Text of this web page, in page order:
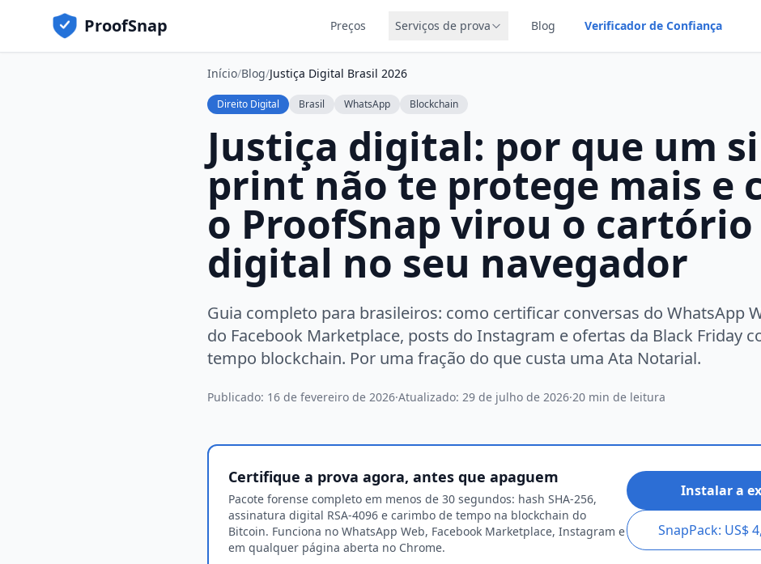
ProofSnap Preços Serviços de prova Blog Verificador de Confiança
Início/Blog/Justiça Digital Brasil 2026
Direito Digital Brasil WhatsApp Blockchain
Justiça digital: por que um
print não te protege mais e
o ProofSnap virou o cartório
digital no seu navegador
Guia completo para brasileiros: como certificar conversas do WhatsApp
do Facebook Marketplace, posts do Instagram e ofertas da Black Friday
tempo blockchain. Por uma fração do que custa uma Ata Notarial.
Publicado: 16 de fevereiro de 2026·Atualizado: 29 de julho de 2026·20 min de leitura
Certifique a prova agora, antes que apaguem
Pacote forense completo em menos de 30 segundos: hash SHA-256,
assinatura digital RSA-4096 e carimbo de tempo na blockchain do
Bitcoin. Funciona no WhatsApp Web, Facebook Marketplace, Instagram e
em qualquer página aberta no Chrome.
Instalar a
SnapPack: US$